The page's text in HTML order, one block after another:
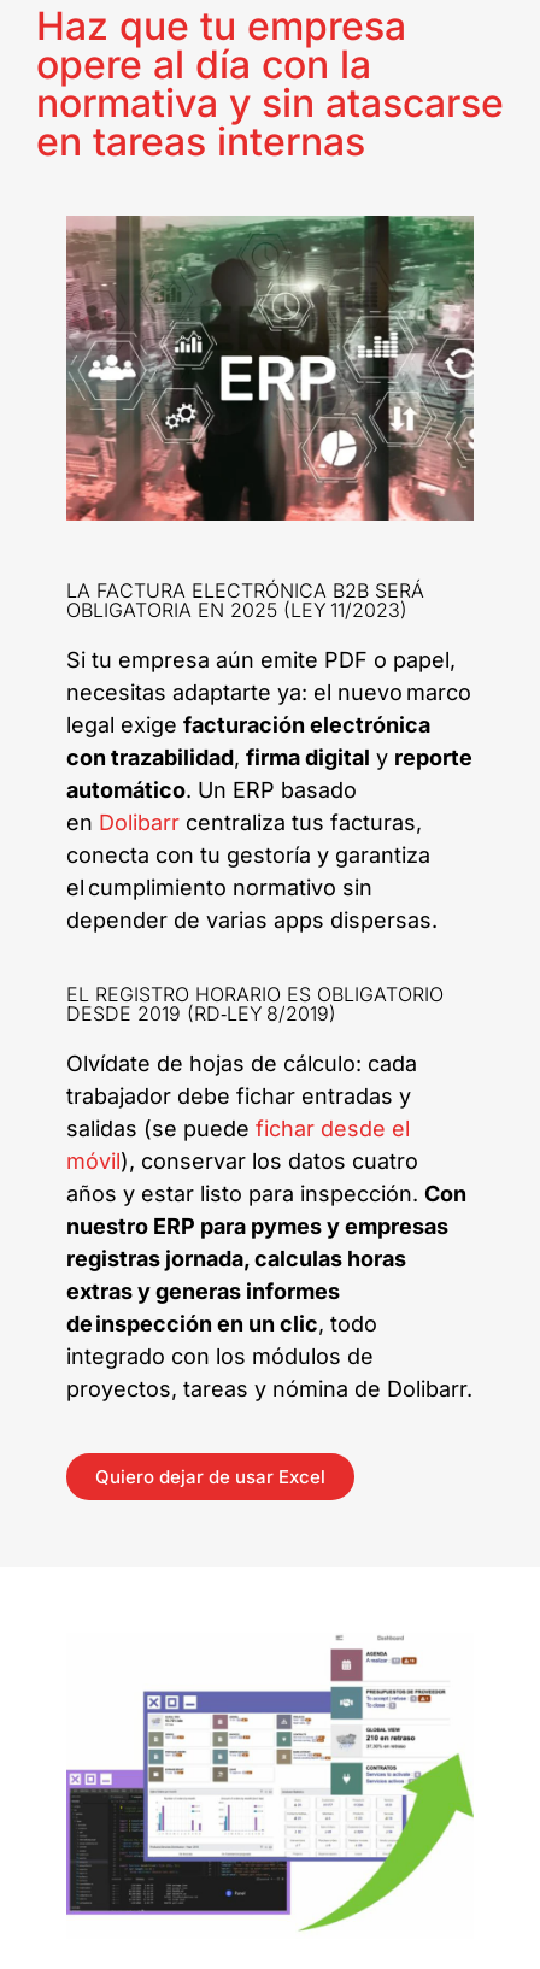
Haz que tu empresa
opere al día con la
normativa y sin atascarse
en tareas internas
LA FACTURA ELECTRÓNICA B2B SERÁ
OBLIGATORIA EN 2025 (LEY 11/2023)
Si tu empresa aún emite PDF o papel,
necesitas adaptarte ya: el nuevo marco
legal exige facturación electrónica
con trazabilidad, firma digital y reporte
automático. Un ERP basado
en Dolibarr centraliza tus facturas,
conecta con tu gestoría y garantiza
el cumplimiento normativo sin
depender de varias apps dispersas.
EL REGISTRO HORARIO ES OBLIGATORIO
DESDE 2019 (RD‑LEY 8/2019)
Olvídate de hojas de cálculo: cada
trabajador debe fichar entradas y
salidas (se puede fichar desde el
móvil), conservar los datos cuatro
años y estar listo para inspección. Con
nuestro ERP para pymes y empresas
registras jornada, calculas horas
extras y generas informes
de inspección en un clic, todo
integrado con los módulos de
proyectos, tareas y nómina de Dolibarr.
Quiero dejar de usar Excel